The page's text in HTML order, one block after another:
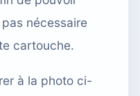
nécessaire
cartouche.
à la photo ci-